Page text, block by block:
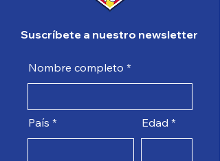
Suscríbete a nuestro newsletter
Nombre completo
País Edad